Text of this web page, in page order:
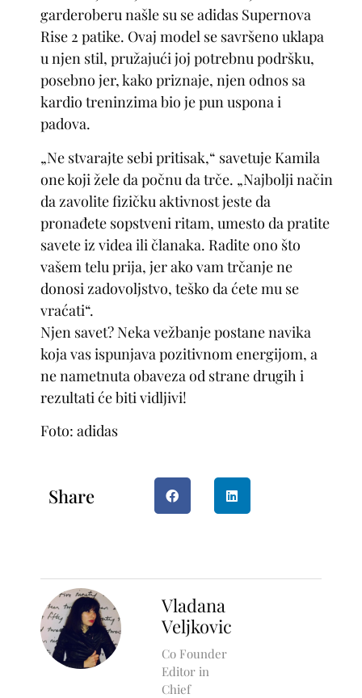
garderoberu našle su se adidas Supernova
Rise 2 patike. Ovaj model se savršeno uklapa
u njen stil, pružajući joj potrebnu podršku,
posebno jer, kako priznaje, njen odnos sa
kardio treninzima bio je pun uspona i
padova.
„Ne stvarajte sebi pritisak,“ savetuje Kamila
one koji žele da počnu da trče. „Najbolji način
da zavolite fizičku aktivnost jeste da
pronađete sopstveni ritam, umesto da pratite
savete iz videa ili članaka. Radite ono što
vašem telu prija, jer ako vam trčanje ne
donosi zadovoljstvo, teško da ćete mu se
vraćati“.
Njen savet? Neka vežbanje postane navika
koja vas ispunjava pozitivnom energijom, a
ne nametnuta obaveza od strane drugih i
rezultati će biti vidljivi!
Foto: adidas
Share
Vladana
Veljkovic
Co Founder
Editor in
Chief